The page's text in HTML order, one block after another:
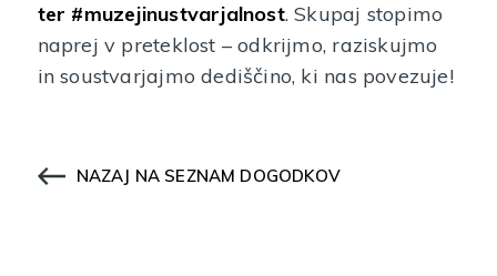
ter #muzejinustvarjalnost. Skupaj stopimo
naprej v preteklost – odkrijmo, raziskujmo
in soustvarjajmo dediščino, ki nas povezuje!
NAZAJ NA SEZNAM DOGODKOV